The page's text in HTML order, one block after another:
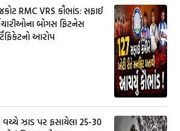
RMC VRS કૌભાંડ: સફાઈ
બોગસ ફિટનેસ
આરોપ
વચ્ચે ઝાડ પર ફસાયેલા 25-30